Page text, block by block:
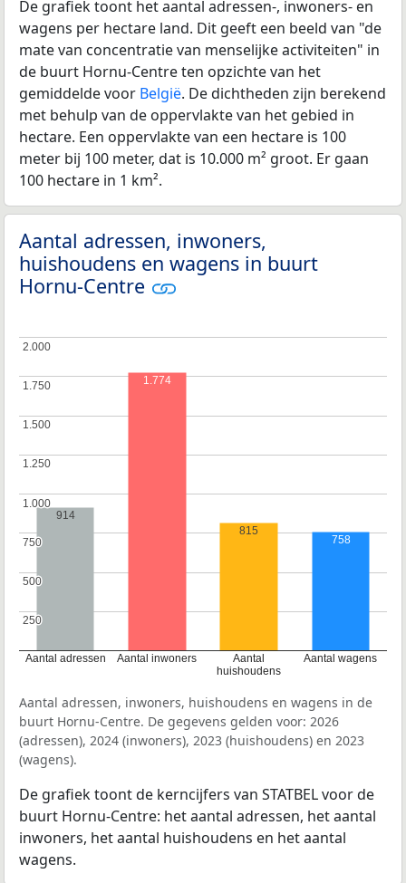
De grafiek toont het aantal adressen-, inwoners- en
wagens per hectare land. Dit geeft een beeld van "de
mate van concentratie van menselijke activiteiten" in
de buurt Hornu-Centre ten opzichte van het
gemiddelde voor België. De dichtheden zijn berekend
met behulp van de oppervlakte van het gebied in
hectare. Een oppervlakte van een hectare is 100
meter bij 100 meter, dat is 10.000 m² groot. Er gaan
100 hectare in 1 km².
Aantal adressen, inwoners,
huishoudens en wagens in buurt
Hornu-Centre
Aantal adressen Aantal inwoners
Aantal
huishoudens
Aantal wagens
250
250
500
500
750
750
1.000
1.000
1.250
1.250
1.500
1.500
1.750
1.750
2.000
2.000
914
1.774
815
758
Aantal adressen, inwoners, huishoudens en wagens in de
buurt Hornu-Centre. De gegevens gelden voor: 2026
(adressen), 2024 (inwoners), 2023 (huishoudens) en 2023
(wagens).
De grafiek toont de kerncijfers van STATBEL voor de
buurt Hornu-Centre: het aantal adressen, het aantal
inwoners, het aantal huishoudens en het aantal
wagens.